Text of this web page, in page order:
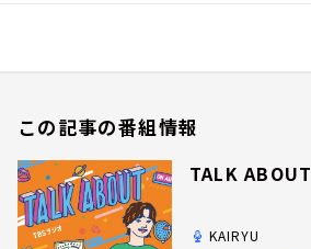
この記事の番組情報
TALK ABOUT
KAIRYU